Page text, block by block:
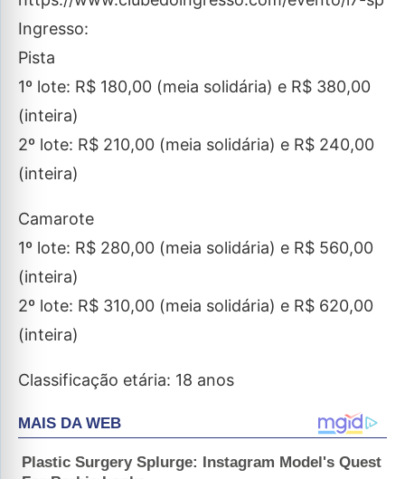
Ingresso:
Pista
1º lote: R$ 180,00 (meia solidária) e R$ 380,00
(inteira)
2º lote: R$ 210,00 (meia solidária) e R$ 240,00
(inteira)
Camarote
1º lote: R$ 280,00 (meia solidária) e R$ 560,00
(inteira)
2º lote: R$ 310,00 (meia solidária) e R$ 620,00
(inteira)
Classificação etária: 18 anos